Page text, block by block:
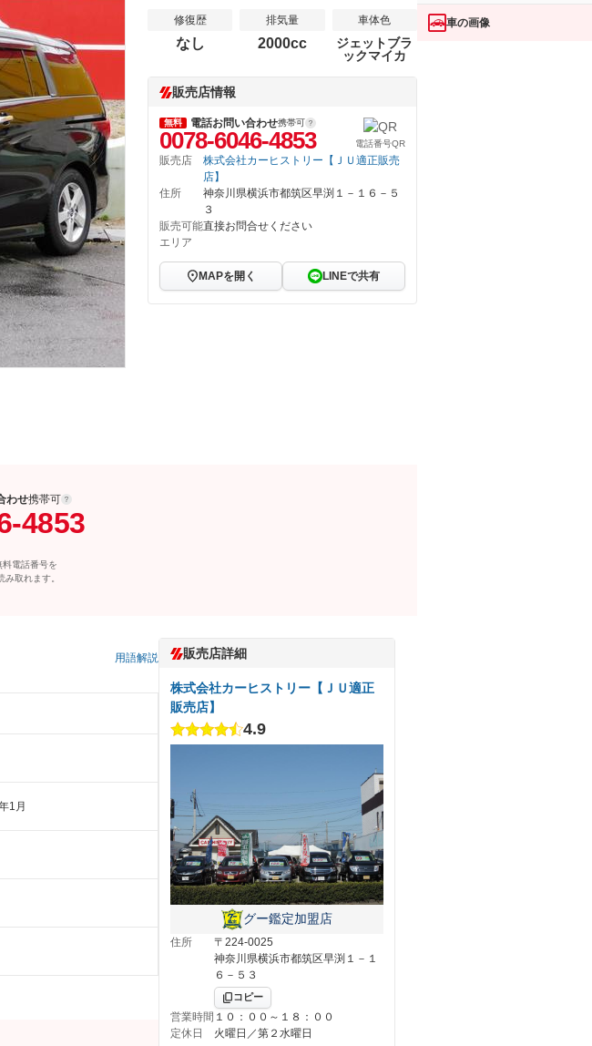
修復歴
なし
排気量
2000cc
車体色
ジェットブラ
ックマイカ
販売店情報
無料 電話お問い合わせ携帯可
0078-6046-4853 電話番号QR
販売店
株式会社カーヒストリー【ＪＵ適正販売
店】
住所
神奈川県横浜市都筑区早渕１－１６－５
３
販売可能
エリア
直接お問合せください
MAPを開く LINEで共有
わせ携帯可
4853
料電話番号を
み取れます。
用語解説
1月
販売店詳細
株式会社カーヒストリー【ＪＵ適正
販売店】
4.9
グー鑑定加盟店
住所
〒224-0025
神奈川県横浜市都筑区早渕１－１
６－５３
コピー
営業時間 １０：００～１８：００
定休日
火曜日／第２水曜日
車の画像